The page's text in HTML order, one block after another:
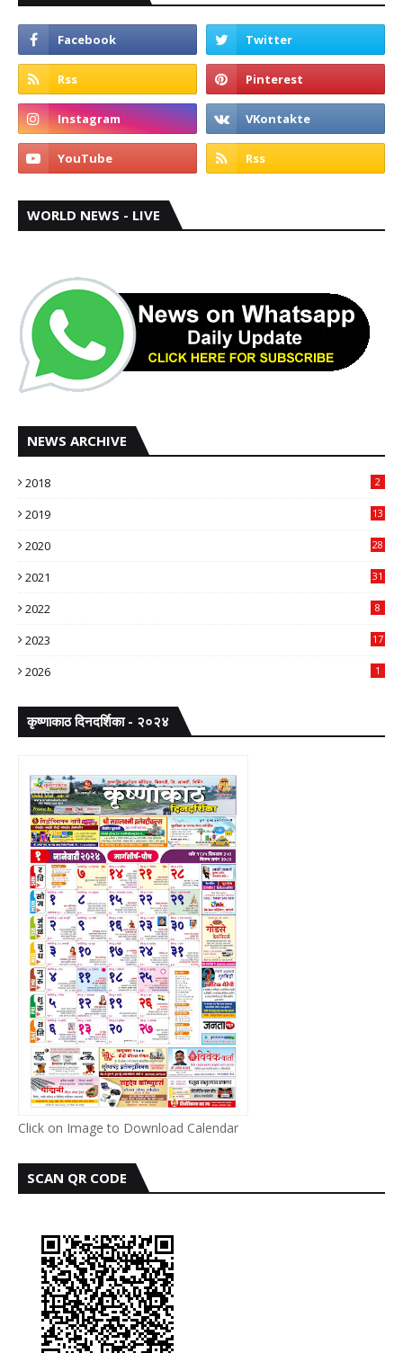
WORLD NEWS - LIVE
NEWS ARCHIVE
2018 2
2019 13
2020 28
2021 31
2022 8
2023 17
2026 1
कृष्णाकाठ दिनदर्शिका - २०२४
Click on Image to Download Calendar
SCAN QR CODE